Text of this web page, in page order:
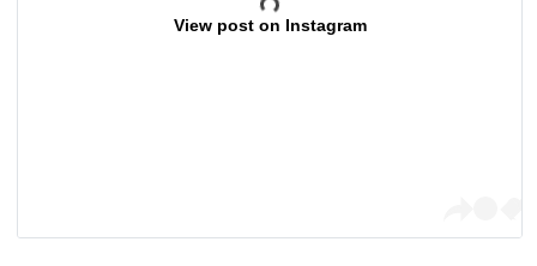
View post on Instagram